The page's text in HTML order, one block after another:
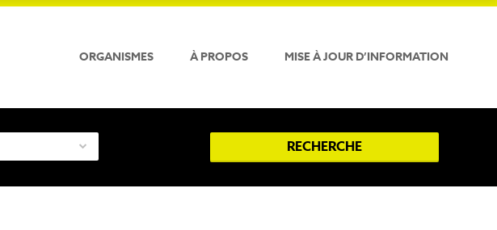
ORGANISMES À PROPOS MISE À JOUR D’INFORMATION
RECHERCHE